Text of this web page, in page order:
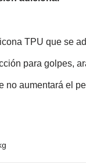
TPU que se
para golpes,
no aumentará el